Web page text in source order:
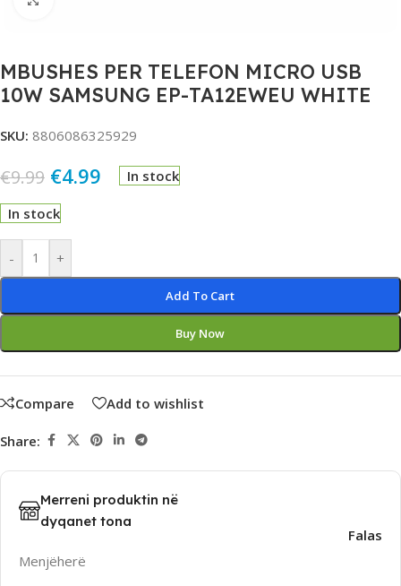
MBUSHES PER TELEFON MICRO USB
10W SAMSUNG EP-TA12EWEU WHITE
SKU: 8806086325929
€9.99 €4.99 In stock
In stock
- +
Add To Cart
Buy Now
Alternative:
Compare Add to wishlist
Share:
Merreni produktin në
dyqanet tona
Menjëherë
Falas